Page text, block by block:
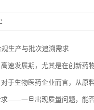
生产与批次追溯需求
速发展期，尤其是在创新
于生物医药企业而言，从
——一旦出现质量问题，能